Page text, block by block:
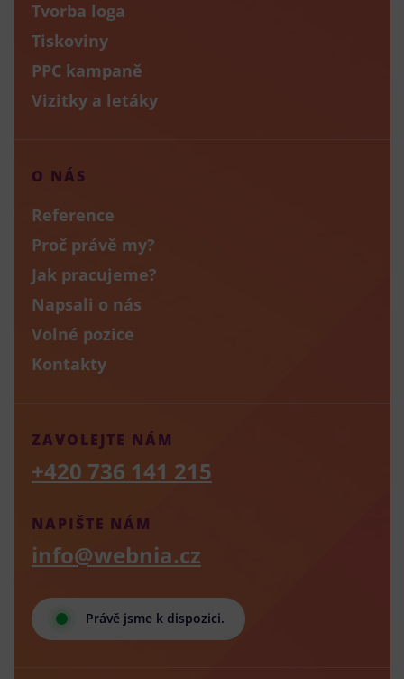
Tvorba loga
Tiskoviny
PPC kampaně
Vizitky a letáky
O NÁS
Reference
Proč právě my?
Jak pracujeme?
Napsali o nás
Volné pozice
Kontakty
Právě jsme k dispozici.
NAPIŠTE NÁM
info@webnia.cz
ZAVOLEJTE NÁM
+420 736 141 215